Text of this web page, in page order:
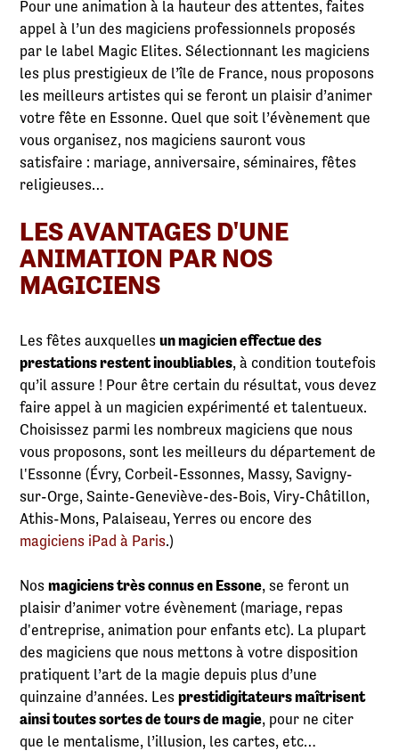
Pour une animation à la hauteur des attentes, faites
appel à l’un des magiciens professionnels proposés
par le label Magic Elites. Sélectionnant les magiciens
les plus prestigieux de l’île de France, nous proposons
les meilleurs artistes qui se feront un plaisir d’animer
votre fête en Essonne. Quel que soit l’évènement que
vous organisez, nos magiciens sauront vous
satisfaire : mariage, anniversaire, séminaires, fêtes
religieuses…
LES AVANTAGES D'UNE
ANIMATION PAR NOS
MAGICIENS
Les fêtes auxquellesun magicien effectue des
prestations restent inoubliables, à condition toutefois
qu’il assure ! Pour être certain du résultat, vous devez
faire appel à un magicien expérimenté et talentueux.
Choisissez parmi les nombreux magiciens que nous
vous proposons, sont les meilleurs du département de
l'Essonne (Évry, Corbeil-Essonnes, Massy, Savigny-
sur-Orge, Sainte-Geneviève-des-Bois, Viry-Châtillon,
Athis-Mons, Palaiseau, Yerres ou encore des
magiciens iPad à Paris.)
Nosmagiciens très connus en Essone, se feront un
plaisir d’animer votre évènement (mariage, repas
d'entreprise, animation pour enfants etc). La plupart
des magiciens que nous mettons à votre disposition
pratiquent l’art de la magie depuis plus d’une
quinzaine d’années. Lesprestidigitateurs maîtrisent
ainsi toutes sortes de tours de magie, pour ne citer
que le mentalisme, l’illusion, les cartes, etc…